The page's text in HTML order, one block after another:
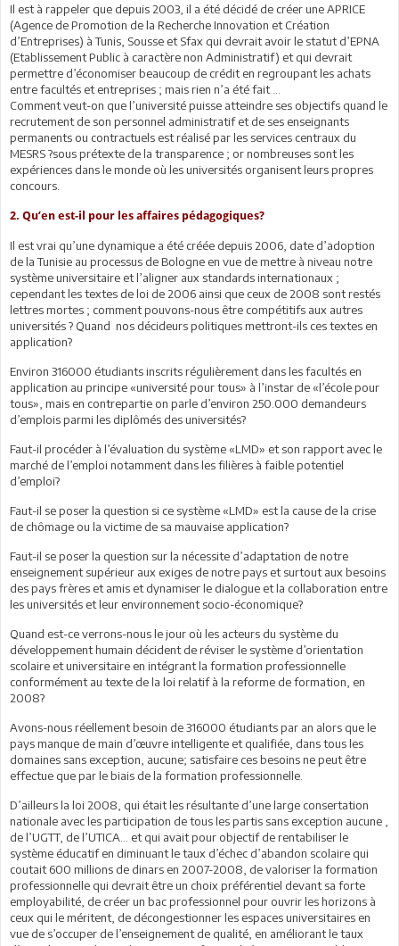
Il est à rappeler que depuis 2003, il a été décidé de créer une APRICE
(Agence de Promotion de la Recherche Innovation et Création
d’Entreprises) à Tunis, Sousse et Sfax qui devrait avoir le statut d’EPNA
(Etablissement Public à caractère non Administratif) et qui devrait
permettre d’économiser beaucoup de crédit en regroupant les achats
entre facultés et entreprises ; mais rien n’a été fait …
Comment veut-on que l’université puisse atteindre ses objectifs quand le
recrutement de son personnel administratif et de ses enseignants
permanents ou contractuels est réalisé par les services centraux du
MESRS ?sous prétexte de la transparence ; or nombreuses sont les
expériences dans le monde où les universités organisent leurs propres
concours.
2. Qu’en est-il pour les affaires pédagogiques?
Il est vrai qu’une dynamique a été créée depuis 2006, date d’adoption
de la Tunisie au processus de Bologne en vue de mettre à niveau notre
système universitaire et l’aligner aux standards internationaux ;
cependant les textes de loi de 2006 ainsi que ceux de 2008 sont restés
lettres mortes ; comment pouvons-nous être compétitifs aux autres
universités ? Quand nos décideurs politiques mettront-ils ces textes en
application?
Environ 316000 étudiants inscrits régulièrement dans les facultés en
application au principe «université pour tous» à l’instar de «l’école pour
tous», mais en contrepartie on parle d’environ 250.000 demandeurs
d’emplois parmi les diplômés des universités?
Faut-il procéder à l’évaluation du système «LMD» et son rapport avec le
marché de l’emploi notamment dans les filières à faible potentiel
d’emploi?
Faut-il se poser la question si ce système «LMD» est la cause de la crise
de chômage ou la victime de sa mauvaise application?
Faut-il se poser la question sur la nécessite d’adaptation de notre
enseignement supérieur aux exiges de notre pays et surtout aux besoins
des pays frères et amis et dynamiser le dialogue et la collaboration entre
les universités et leur environnement socio-économique?
Quand est-ce verrons-nous le jour où les acteurs du système du
développement humain décident de réviser le système d’orientation
scolaire et universitaire en intégrant la formation professionnelle
conformément au texte de la loi relatif à la reforme de formation, en
2008?
Avons-nous réellement besoin de 316000 étudiants par an alors que le
pays manque de main d’œuvre intelligente et qualifiée, dans tous les
domaines sans exception, aucune; satisfaire ces besoins ne peut être
effectue que par le biais de la formation professionnelle.
D’ailleurs la loi 2008, qui était les résultante d’une large consertation
nationale avec les participation de tous les partis sans exception aucune ,
de l’UGTT, de l’UTICA… et qui avait pour objectif de rentabiliser le
système éducatif en diminuant le taux d’échec d’abandon scolaire qui
coutait 600 millions de dinars en 2007-2008, de valoriser la formation
professionnelle qui devrait être un choix préférentiel devant sa forte
employabilité, de créer un bac professionnel pour ouvrir les horizons à
ceux qui le méritent, de décongestionner les espaces universitaires en
vue de s’occuper de l’enseignement de qualité, en améliorant le taux